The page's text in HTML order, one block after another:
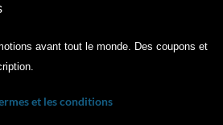
avant tout le monde. Des coupons et
et les conditions